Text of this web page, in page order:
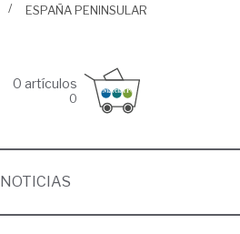
ESPAÑA PENINSULAR
0 artículos
0
NOTICIAS